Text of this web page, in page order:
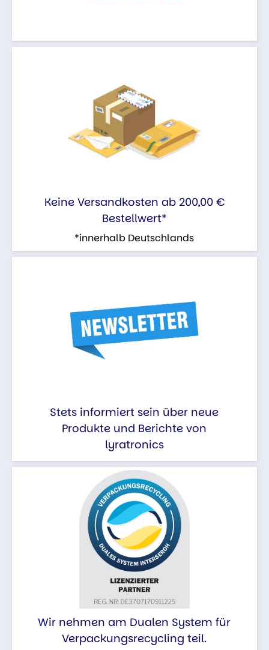
Keine Versandkosten ab 200,00 €
Bestellwert*
*innerhalb Deutschlands
Stets informiert sein über neue
Produkte und Berichte von
lyratronics
Wir nehmen am Dualen System für
Verpackungsrecycling teil.